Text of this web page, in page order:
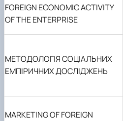
FOREIGN ECONOMIC ACTIVITY
OF THE ENTERPRISE
МЕТОДОЛОГІЯ СОЦІАЛЬНИХ
ЕМПІРИЧНИХ ДОСЛІДЖЕНЬ
MARKETINGOFFOREIGN